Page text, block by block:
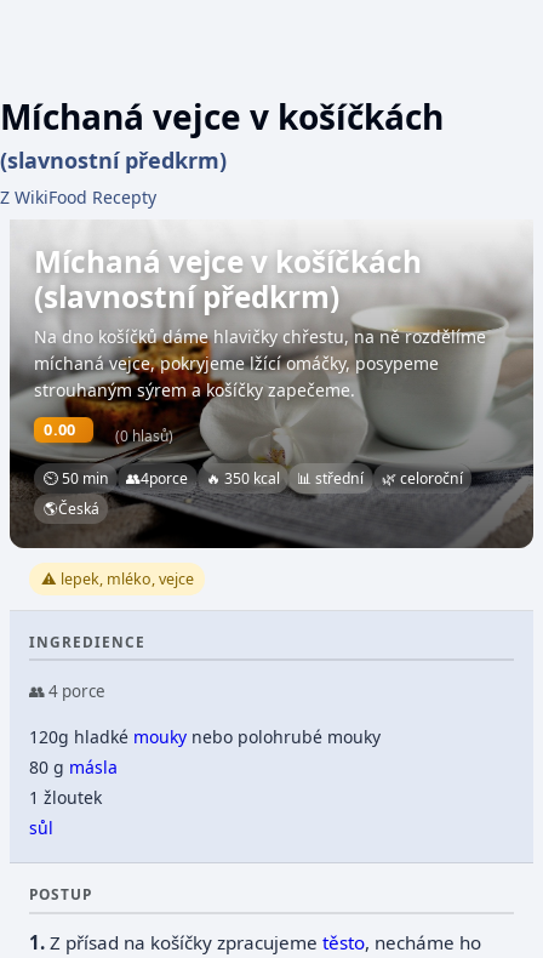
Míchaná vejce v košíčkách
(slavnostní předkrm)
Z WikiFood Recepty
Míchaná vejce v košíčkách
(slavnostní předkrm)
Na dno košíčků dáme hlavičky chřestu, na ně rozdělíme
míchaná vejce, pokryjeme lžící omáčky, posypeme
strouhaným sýrem a košíčky zapečeme.
0.00 (0 hlasů)
⏲ 50 min 👥4porce 🔥 350 kcal 📊 střední
🌿 celoroční
🌎Česká
⚠️ lepek, mléko, vejce
INGREDIENCE
👥 4 porce
120g hladké mouky nebo polohrubé mouky
80 g másla
1 žloutek
sůl
POSTUP
Z přísad na košíčky zpracujemetěsto, necháme ho